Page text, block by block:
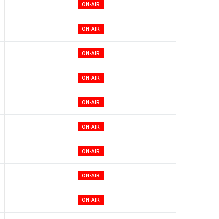
ON-AIR
ON-AIR
ON-AIR
ON-AIR
ON-AIR
ON-AIR
ON-AIR
ON-AIR
ON-AIR